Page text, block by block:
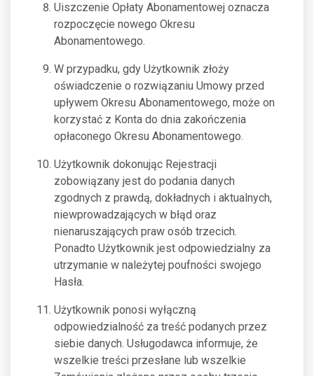
Uiszczenie Opłaty Abonamentowej oznacza
rozpoczęcie nowego Okresu
Abonamentowego.
W przypadku, gdy Użytkownik złoży
oświadczenie o rozwiązaniu Umowy przed
upływem Okresu Abonamentowego, może on
korzystać z Konta do dnia zakończenia
opłaconego Okresu Abonamentowego.
Użytkownik dokonując Rejestracji
zobowiązany jest do podania danych
zgodnych z prawdą, dokładnych i aktualnych,
niewprowadzających w błąd oraz
nienaruszających praw osób trzecich.
Ponadto Użytkownik jest odpowiedzialny za
utrzymanie w należytej poufności swojego
Hasła.
Użytkownik ponosi wyłączną
odpowiedzialność za treść podanych przez
siebie danych. Usługodawca informuje, że
wszelkie treści przesłane lub wszelkie